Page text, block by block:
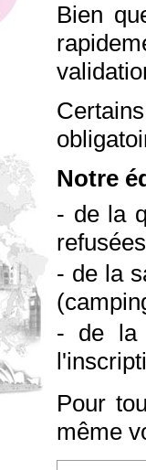
Bien
Notre
- de la
refusées
- de la
- de la
Pour
même